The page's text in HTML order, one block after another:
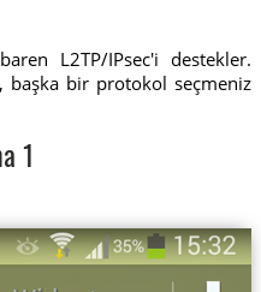
L2TP/IPsec'i destekler.
başka bir protokol seçmeniz
1